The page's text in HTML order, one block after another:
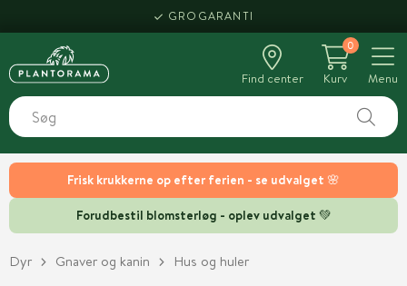
Frisk krukkerne op efter ferien - se udvalget 🌸
Forudbestil blomsterløg - oplev udvalget 💚
HENT SAMME DAG
Find center
0
Kurv
Menu
Dyr Gnaver og kanin Hus og huler